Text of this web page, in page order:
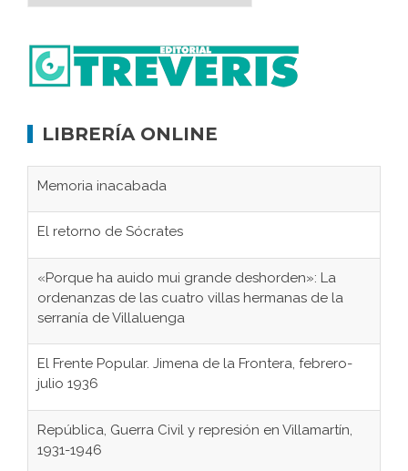
LIBRERÍA ONLINE
Memoria inacabada
El retorno de Sócrates
«Porque ha auido mui grande deshorden»: La
ordenanzas de las cuatro villas hermanas de la
serranía de Villaluenga
El Frente Popular. Jimena de la Frontera, febrero-
julio 1936
República, Guerra Civil y represión en Villamartín,
1931-1946